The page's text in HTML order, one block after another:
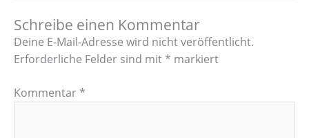
Schreibe einen Kommentar
Deine E-Mail-Adresse wird nicht veröffentlicht.
Erforderliche Felder sind mit * markiert
Kommentar *